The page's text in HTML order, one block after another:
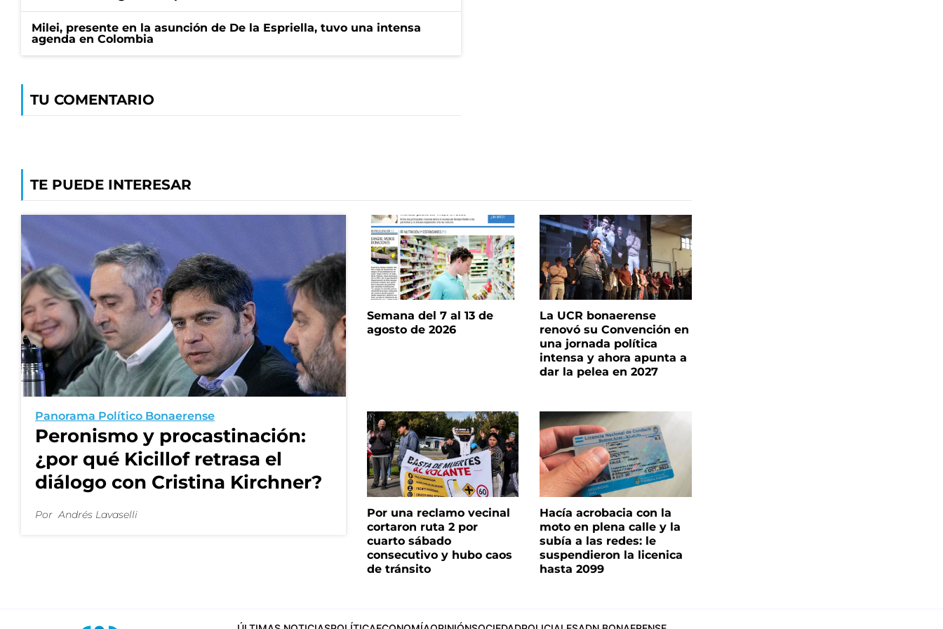
Milei, presente en la asunción de De la Espriella, tuvo una intensa
agenda en Colombia
TU COMENTARIO
TE PUEDE INTERESAR
Panorama Político Bonaerense
Peronismo y procastinación:
¿por qué Kicillof retrasa el
diálogo con Cristina Kirchner?
Por Andrés Lavaselli
Semana del 7 al 13 de
agosto de 2026
La UCR bonaerense
renovó su Convención en
una jornada política
intensa y ahora apunta a
dar la pelea en 2027
Por una reclamo vecinal
cortaron ruta 2 por
cuarto sábado
consecutivo y hubo caos
de tránsito
Hacía acrobacia con la
moto en plena calle y la
subía a las redes: le
suspendieron la licenica
hasta 2099